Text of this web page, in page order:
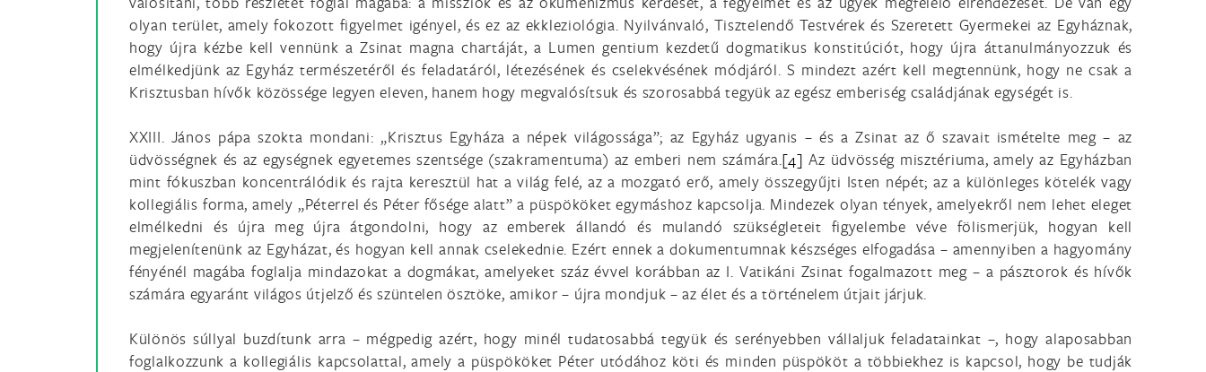
olyan terület, amely fokozott figyelmet igényel, és ez az ekkleziológia. Nyilvánvaló, Tisztelendő Testvérek és Szeretett Gyermekei az Egyháznak,
hogy újra kézbe kell vennünk a Zsinat magna chartáját, a Lumen gentium kezdetű dogmatikus konstitúciót, hogy újra áttanulmányozzuk és
elmélkedjünk az Egyház természetéről és feladatáról, létezésének és cselekvésének módjáról. S mindezt azért kell megtennünk, hogy ne csak a
Krisztusban hívők közössége legyen eleven, hanem hogy megvalósítsuk és szorosabbá tegyük az egész emberiség családjának egységét is.
XXIII. János pápa szokta mondani: „Krisztus Egyháza a népek világossága”; az Egyház ugyanis – és a Zsinat az ő szavait ismételte meg – az
üdvösségnek és az egységnek egyetemes szentsége (szakramentuma) az emberi nem számára.[4] Az üdvösség misztériuma, amely az Egyházban
mint fókuszban koncentrálódik és rajta keresztül hat a világ felé, az a mozgató erő, amely összegyűjti Isten népét; az a különleges kötelék vagy
kollegiális forma, amely „Péterrel és Péter fősége alatt” a püspököket egymáshoz kapcsolja. Mindezek olyan tények, amelyekről nem lehet eleget
elmélkedni és újra meg újra átgondolni, hogy az emberek állandó és mulandó szükségleteit figyelembe véve fölismerjük, hogyan kell
megjelenítenünk az Egyházat, és hogyan kell annak cselekednie. Ezért ennek a dokumentumnak készséges elfogadása – amennyiben a hagyomány
fényénél magába foglalja mindazokat a dogmákat, amelyeket száz évvel korábban az I. Vatikáni Zsinat fogalmazott meg – a pásztorok és hívők
számára egyaránt világos útjelző és szüntelen ösztöke, amikor – újra mondjuk – az élet és a történelem útjait járjuk.
Különös súllyal buzdítunk arra – mégpedig azért, hogy minél tudatosabbá tegyük és serényebben vállaljuk feladatainkat –, hogy alaposabban
foglalkozzunk a kollegiális kapcsolattal, amely a püspököket Péter utódához köti és minden püspököt a többiekhez is kapcsol, hogy be tudják